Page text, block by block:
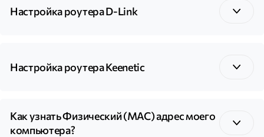
Настройка роутера D-Link
Настройка роутера Keenetic
Как узнать Физический (MAC) адрес моего
компьютера?